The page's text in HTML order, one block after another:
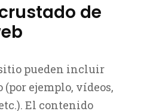
de
pueden incluir
ejemplo, vídeos,
El contenido